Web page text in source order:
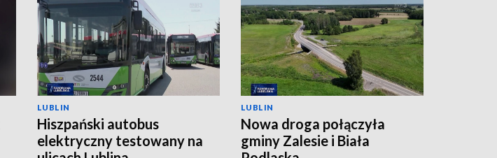
LUBLIN
Hiszpański autobus
elektryczny testowany na
LUBLIN
Nowa droga połączyła
gminy Zalesie i Biała